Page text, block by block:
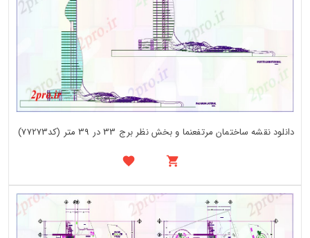
دانلود نقشه ساختمان مرتفعنما و بخش نظر برج 33 در 39 متر (کد77273)